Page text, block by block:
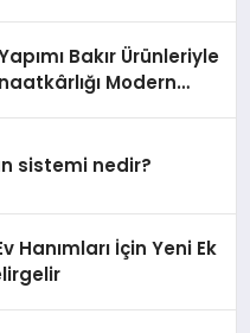
Bakır Ürünleriyle
Modern
sistemi nedir?
Hanımları İçin Yeni Ek